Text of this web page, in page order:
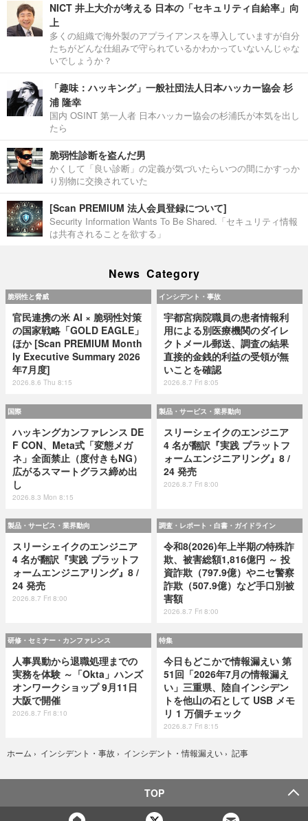
NICT 井上大介が考える 日本の「セキュリティ自給率」向
上
多くの組織で海外製のアプライアンスを導入していますが自分
たちがどんな仕組みで守られているかわかっていないんじゃな
いでしょうか？
「趣味：ハッキング」一般社団法人日本ハッカー協会 杉
浦 隆幸
国内 OSINT 第一人者 日本ハッカー協会の杉浦氏が本気を出し
たら
脆弱性診断を盗んだ男
かくして「良い診断」の定義が気づいたらいつの間にかすっか
り別物に交換されていた
[Scan PREMIUM 法人会員登録について]
Security Information Wants To Be Shared.「セキュリティ情報
は共有されることを欲する」
News Category
脆弱性と脅威
官民連携の米 AI × 脆弱性対策
の国家戦略「GOLD EAGLE」
ほか [Scan PREMIUM Month
ly Executive Summary 2026
年7月度]
2026.8.6 Thu 8:15
インシデント・事故
宇都宮病院職員の患者情報利
用による別医療機関のダイレ
クトメール郵送、調査の結果
直接的金銭的利益の受領が無
いことを確認
2026.8.7 Fri 8:05
国際
ハッキングカンファレンス DE
F CON、Meta式「変態メガ
ネ」全面禁止（度付きもNG）
広がるスマートグラス締め出
し
2026.8.3 Mon 8:15
製品・サービス・業界動向
スリーシェイクのエンジニア
4 名が翻訳『実践 プラットフ
ォームエンジニアリング』8 /
24 発売
2026.8.7 Fri 8:00
製品・サービス・業界動向
スリーシェイクのエンジニア
4 名が翻訳『実践 プラットフ
ォームエンジニアリング』8 /
24 発売
2026.8.7 Fri 8:00
調査・レポート・白書・ガイドライン
令和8(2026)年上半期の特殊詐
欺、被害総額1,816億円 ～ 投
資詐欺（797.9億）やニセ警察
詐欺（507.9億）など手口別被
害額
2026.8.7 Fri 8:00
研修・セミナー・カンファレンス
人事異動から退職処理までの
実務を体験 ～「Okta」ハンズ
オンワークショップ 9月11日
大阪で開催
2026.8.7 Fri 8:10
特集
今日もどこかで情報漏えい 第
51回「2026年7月の情報漏え
い」三重県、陸自インシデン
トを他山の石として USB メモ
リ 1 万個チェック
2026.8.7 Fri 8:15
ホーム › インシデント・事故 › インシデント・情報漏えい › 記事
TOP